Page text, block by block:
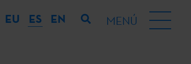
EU ES EN MENÚ